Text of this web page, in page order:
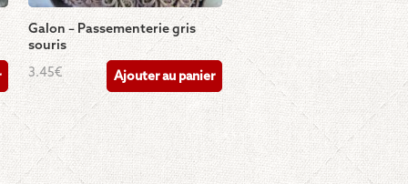
Galon – Passementerie gris
souris
3.45€ Ajouter au panier